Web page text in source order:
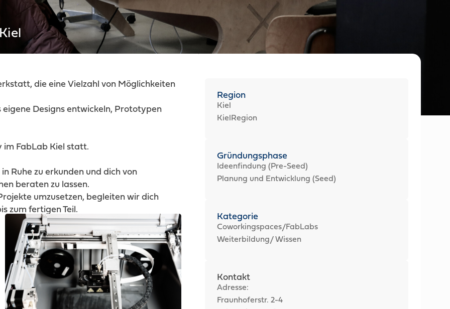
die eine Vielzahl von Möglichkeiten
eigene Designs entwickeln, Prototypen
im FabLab Kiel statt.
Ruhe zu erkunden und dich von
beraten zu lassen.
umzusetzen, begleiten wir dich
zum fertigen Teil.
Region
Kiel
KielRegion
Gründungsphase
Ideenfindung (Pre-Seed)
Planung und Entwicklung (Seed)
Kategorie
Coworkingspaces/FabLabs
Weiterbildung/ Wissen
Kontakt
Adresse:
Fraunhoferstr. 2-4